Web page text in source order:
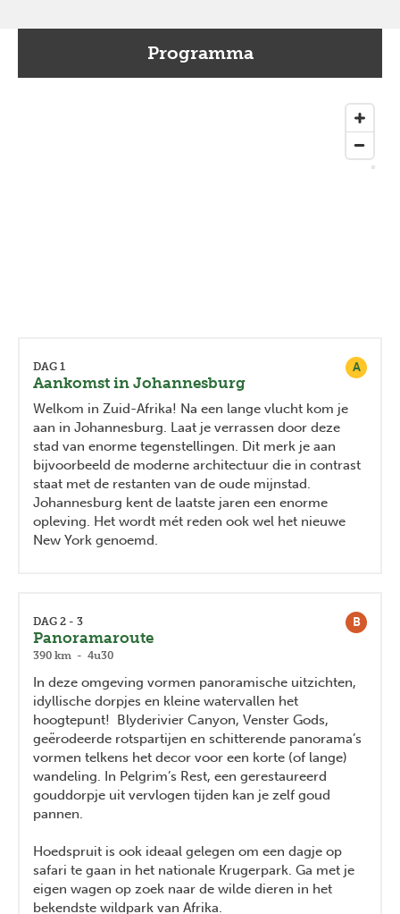
Programma
A
DAG 1
Aankomst in Johannesburg
Welkom in Zuid-Afrika! Na een lange vlucht kom je
aan in Johannesburg. Laat je verrassen door deze
stad van enorme tegenstellingen. Dit merk je aan
bijvoorbeeld de moderne architectuur die in contrast
staat met de restanten van de oude mijnstad.
Johannesburg kent de laatste jaren een enorme
opleving. Het wordt mét reden ook wel het nieuwe
New York genoemd.
B
DAG 2 - 3
Panoramaroute
390 km - 4u30
In deze omgeving vormen panoramische uitzichten,
idyllische dorpjes en kleine watervallen het
hoogtepunt! Blyderivier Canyon, Venster Gods,
geërodeerde rotspartijen en schitterende panorama’s
vormen telkens het decor voor een korte (of lange)
wandeling. In Pelgrim’s Rest, een gerestaureerd
gouddorpje uit vervlogen tijden kan je zelf goud
pannen.
Hoedspruit is ook ideaal gelegen om een dagje op
safari te gaan in het nationale Krugerpark. Ga met je
eigen wagen op zoek naar de wilde dieren in het
bekendste wildpark van Afrika.